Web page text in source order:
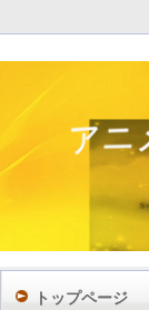
トップページ